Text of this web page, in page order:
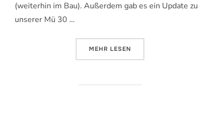
(weiterhin im Bau). Außerdem gab es ein Update zu
unserer Mü 30 …
MEHR ÜBER „JHV 2026: NEUER
LESEN